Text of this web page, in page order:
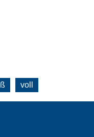
voll